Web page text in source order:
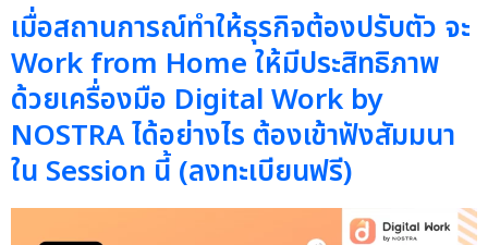
เมื่อสถานการณ์ทำให้ธุรกิจต้องปรับตัว จะ
Work from Home ให้มีประสิทธิภาพ
ด้วยเครื่องมือ Digital Work by
NOSTRA ได้อย่างไร ต้องเข้าฟังสัมมนา
ใน Session นี้ (ลงทะเบียนฟรี)